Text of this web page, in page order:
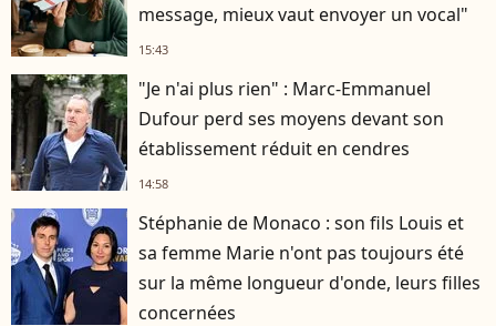
message, mieux vaut envoyer un vocal"
15:43
"Je n'ai plus rien" : Marc-Emmanuel
Dufour perd ses moyens devant son
établissement réduit en cendres
14:58
Stéphanie de Monaco : son fils Louis et
sa femme Marie n'ont pas toujours été
sur la même longueur d'onde, leurs filles
concernées